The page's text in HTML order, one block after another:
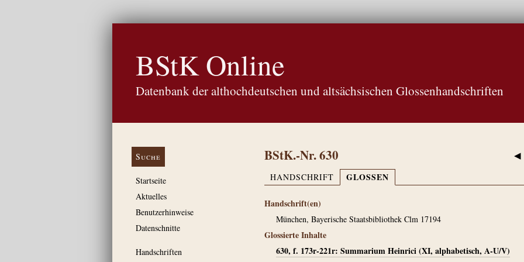
BStK Online
Datenbank der althochdeutschen und altsächsischen Glossenhandschriften
Suche
Startseite
Aktuelles
Benutzerhinweise
Datenschnitte
Handschriften
◀
BStK.-Nr. 630
HANDSCHRIFT GLOSSEN
Handschrift(en)
München, Bayerische Staatsbibliothek Clm 17194
Glossierte Inhalte
630, f. 173r-221r: Summarium Heinrici (XI, alphabetisch, A-U/V)